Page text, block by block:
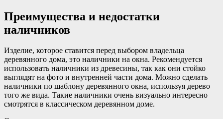
Преимущества и недостатки
наличников
Изделие, которое ставится перед выбором владельца
деревянного дома, это наличники на окна. Рекомендуется
использовать наличники из древесины, так как они стойко
выглядят на фото и внутренней части дома. Можно сделать
наличники по шаблону деревянного окна, используя дерево
того же вида. Такие наличники очень визуально интересно
смотрятся в классическом деревянном доме.